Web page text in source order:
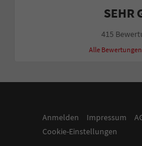
SEHR
415
Alle
Anmelden Impressum
Cookie-Einstellungen